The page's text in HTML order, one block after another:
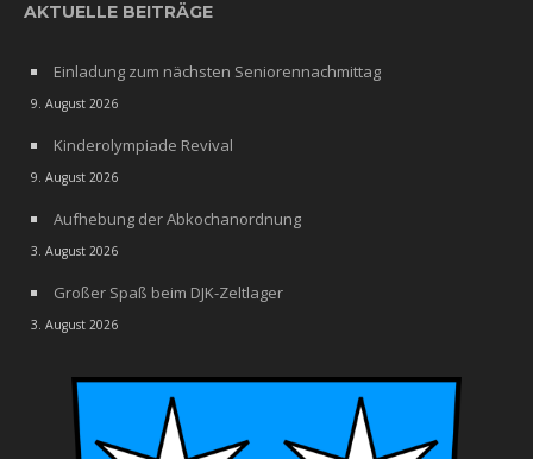
AKTUELLE BEITRÄGE
Einladung zum nächsten Seniorennachmittag
9. August 2026
Kinderolympiade Revival
9. August 2026
Aufhebung der Abkochanordnung
3. August 2026
Großer Spaß beim DJK-Zeltlager
3. August 2026